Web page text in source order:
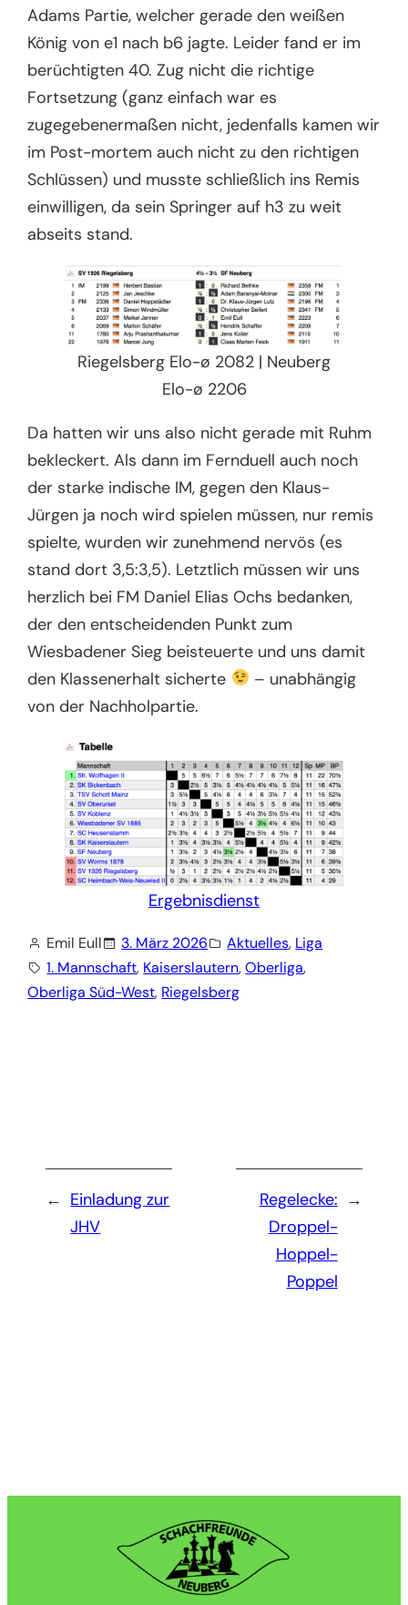
Adams Partie, welcher gerade den weißen
König von e1 nach b6 jagte. Leider fand er im
berüchtigten 40. Zug nicht die richtige
Fortsetzung (ganz einfach war es
zugegebenermaßen nicht, jedenfalls kamen wir
im Post-mortem auch nicht zu den richtigen
Schlüssen) und musste schließlich ins Remis
einwilligen, da sein Springer auf h3 zu weit
abseits stand.
Riegelsberg Elo-ø 2082 | Neuberg
Elo-ø 2206
Da hatten wir uns also nicht gerade mit Ruhm
bekleckert. Als dann im Fernduell auch noch
der starke indische IM, gegen den Klaus-
Jürgen ja noch wird spielen müssen, nur remis
spielte, wurden wir zunehmend nervös (es
stand dort 3,5:3,5). Letztlich müssen wir uns
herzlich bei FM Daniel Elias Ochs bedanken,
der den entscheidenden Punkt zum
Wiesbadener Sieg beisteuerte und uns damit
den Klassenerhalt sicherte
– unabhängig
von der Nachholpartie.
Ergebnisdienst
Emil Eull 3. März 2026 Aktuelles, Liga
1. Mannschaft, Kaiserslautern, Oberliga,
Oberliga Süd-West, Riegelsberg
← Einladung zur
JHV
→
Regelecke:
Droppel-
Hoppel-
Poppel